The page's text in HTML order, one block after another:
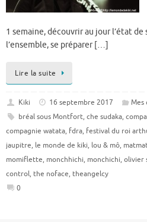
1 semaine, découvrir au jour l’état
l’ensemble, se préparer […]
Lire la suite
Kiki 16 septembre 2017
Mes
bréal sous Montfort, che sudaka,
compagnie watata, fdra, festival du roi
jaupitre, le monde de kiki, lou & mô,
momiflette, monchhichi, monchichi, olivier
control, the noface, theangelcy
0